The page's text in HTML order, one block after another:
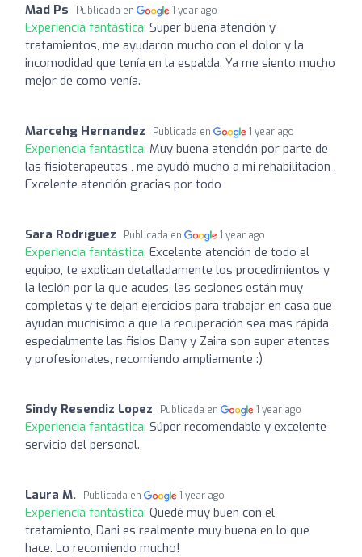
Mad Ps Publicada en 1 year ago
Experiencia fantástica: Super buena atención y
tratamientos, me ayudaron mucho con el dolor y la
incomodidad que tenía en la espalda. Ya me siento mucho
mejor de como venía.
Marcehg Hernandez Publicada en 1 year ago
Experiencia fantástica: Muy buena atención por parte de
las fisioterapeutas , me ayudó mucho a mi rehabilitacion .
Excelente atención gracias por todo
Sara Rodríguez Publicada en 1 year ago
Experiencia fantástica: Excelente atención de todo el
equipo, te explican detalladamente los procedimientos y
la lesión por la que acudes, las sesiones están muy
completas y te dejan ejercicios para trabajar en casa que
ayudan muchísimo a que la recuperación sea mas rápida,
especialmente las fisios Dany y Zaira son super atentas
y profesionales, recomiendo ampliamente :)
Sindy Resendiz Lopez Publicada en 1 year ago
Experiencia fantástica: Súper recomendable y excelente
servicio del personal.
Laura M. Publicada en 1 year ago
Experiencia fantástica: Quedé muy buen con el
tratamiento, Dani es realmente muy buena en lo que
hace. Lo recomiendo mucho!